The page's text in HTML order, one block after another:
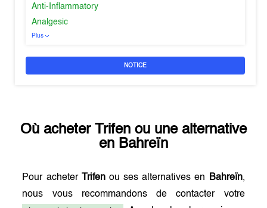
Anti-Inflammatory
Analgesic
Plus
NOTICE
Où acheter Trifen ou une alternative
en Bahreïn
Pour acheter Trifenou ses alternatives en Bahreïn,
nous vous recommandons de contacter votre